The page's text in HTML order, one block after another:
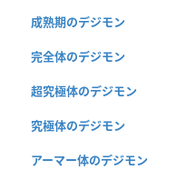
成熟期のデジモン
完全体のデジモン
超究極体のデジモン
究極体のデジモン
アーマー体のデジモン